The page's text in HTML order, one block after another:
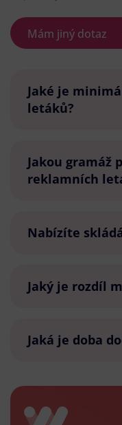
Mám jiný dotaz
Jaké je
letáků?
Jakou gramáž
reklamních
Nabízíte
Jaký je rozdíl
Jaká je doba